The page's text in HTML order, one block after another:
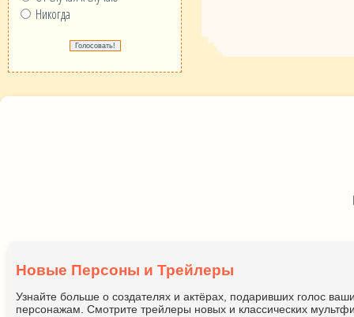
Никогда
Новые Персоны и Трейлеры
Узнайте больше о создателях и актёрах, подаривших голос
персонажам. Смотрите трейлеры новых и классических